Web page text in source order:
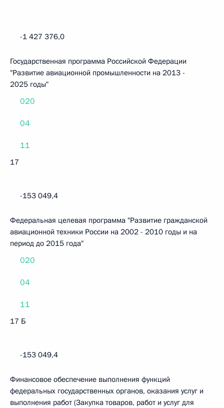
-1 427 376,0
Государственная программа Российской Федерации
"Развитие авиационной промышленности на 2013 -
2025 годы"
020
04
11
17
-153 049,4
Федеральная целевая программа "Развитие гражданской
авиационной техники России на 2002 - 2010 годы и на
период до 2015 года"
020
04
11
17 Б
-153 049,4
Финансовое обеспечение выполнения функций
федеральных государственных органов, оказания услуг и
выполнения работ (Закупка товаров, работ и услуг для